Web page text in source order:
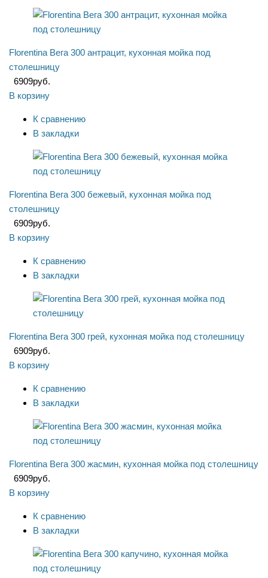
Florentina Вега 300 антрацит, кухонная мойка под
столешницу
6909руб.
В корзину
К сравнению
В закладки
Florentina Вега 300 бежевый, кухонная мойка под
столешницу
6909руб.
В корзину
К сравнению
В закладки
Florentina Вега 300 грей, кухонная мойка под столешницу
6909руб.
В корзину
К сравнению
В закладки
Florentina Вега 300 жасмин, кухонная мойка под столешницу
6909руб.
В корзину
К сравнению
В закладки